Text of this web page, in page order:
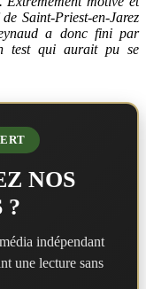
Saint-Priest-en-Jarez
a donc fini par
test qui aurait pu se
NOS
?
indépendant
une lecture sans